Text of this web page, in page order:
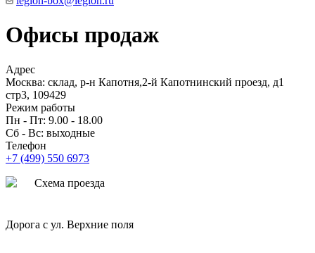
Офисы продаж
Адрес
Москва: склад, р-н Капотня,2-й Капотнинский проезд, д1
стр3, 109429
Режим работы
Пн - Пт: 9.00 - 18.00
Сб - Вс: выходные
Телефон
+7 (499) 550 6973
Схема проезда
Дорога с ул. Верхние поля